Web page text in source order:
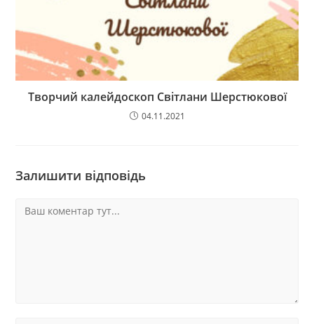
Творчий калейдоскоп Світлани Шерстюкової
04.11.2021
Залишити відповідь